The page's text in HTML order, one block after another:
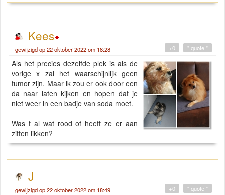
Kees
gewijzigd op 22 oktober 2022 om 18:28 " quote "
+0
Als het precies dezelfde plek is als de
vorige x zal het waarschijnlijk geen
tumor zijn. Maar ik zou er ook door een
da naar laten kijken en hopen dat je
niet weer in een badje van soda moet.
Was t al wat rood of heeft ze er aan
zitten likken?
J
gewijzigd op 22 oktober 2022 om 18:49 " quote "
+0